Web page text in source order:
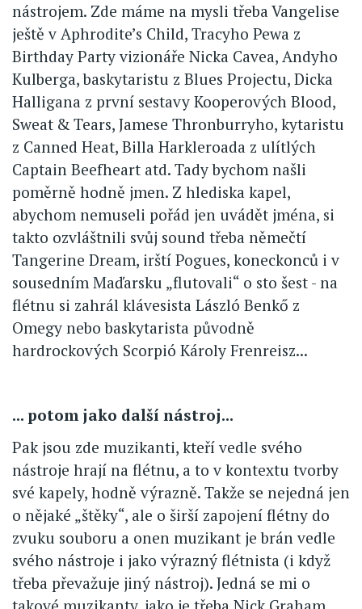
nástrojem. Zde máme na mysli třeba Vangelise
ještě v Aphrodite’s Child, Tracyho Pewa z
Birthday Party vizionáře Nicka Cavea, Andyho
Kulberga, baskytaristu z Blues Projectu, Dicka
Halligana z první sestavy Kooperových Blood,
Sweat & Tears, Jamese Thronburryho, kytaristu
z Canned Heat, Billa Harkleroada z ulítlých
Captain Beefheart atd. Tady bychom našli
poměrně hodně jmen. Z hlediska kapel,
abychom nemuseli pořád jen uvádět jména, si
takto ozvláštnili svůj sound třeba němečtí
Tangerine Dream, irští Pogues, koneckonců i v
sousedním Maďarsku „flutovali“ o sto šest - na
flétnu si zahrál klávesista László Benkő z
Omegy nebo baskytarista původně
hardrockových Scorpió Károly Frenreisz...
... potom jako další nástroj...
Pak jsou zde muzikanti, kteří vedle svého
nástroje hrají na flétnu, a to v kontextu tvorby
své kapely, hodně výrazně. Takže se nejedná jen
o nějaké „štěky“, ale o širší zapojení flétny do
zvuku souboru a onen muzikant je brán vedle
svého nástroje i jako výrazný flétnista (i když
třeba převažuje jiný nástroj). Jedná se mi o